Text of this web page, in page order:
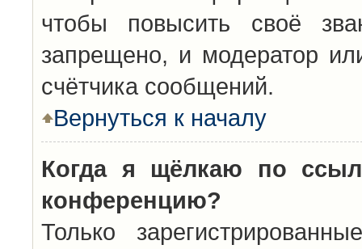
чтобы повысить своё
запрещено, и модератор
счётчика сообщений.
Вернуться к началу
Когда я щёлкаю по
конференцию?
Только